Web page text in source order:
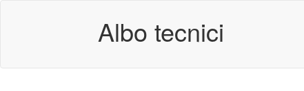
Albo tecnici